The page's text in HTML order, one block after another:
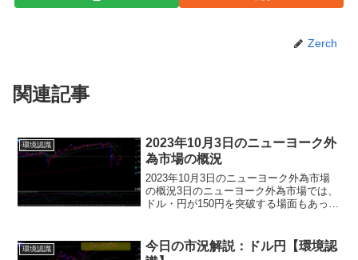
Zerch
関連記事
環境認識
2023年10月3日のニューヨーク外
為市場の概況
2023年10月3日のニューヨーク外為市場
の概況3日のニューヨーク外為市場では、
ドル・円が150円を突破する場面もあった
た。主な要因8月JOLT求人件数が予想を
下回...
環境認識
今日の市況解説：ドル円【環境認